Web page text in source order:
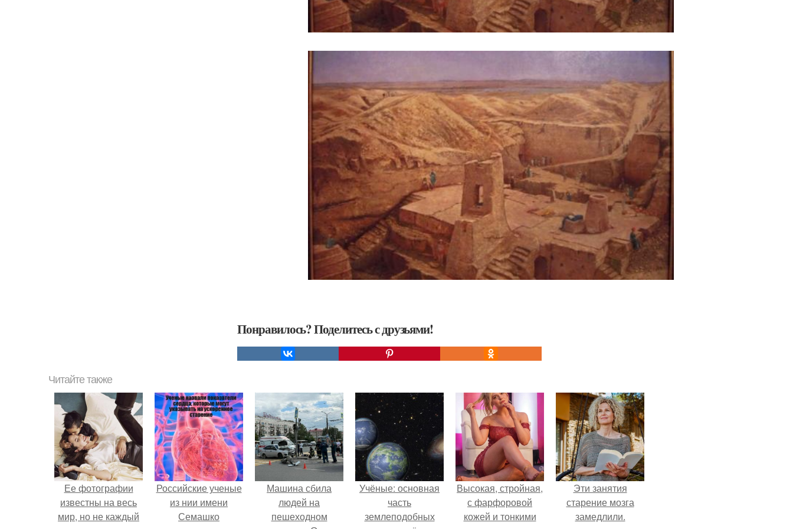
Понравилось? Поделитесь с друзьями!
Читайте также
Ее фотографии
известны на весь
мир, но не каждый
Российские ученые
из нии имени
Семашко
Машина сбила
людей на
пешеходном
Учёные: основная
часть
землеподобных
Высокая, стройная,
с фарфоровой
кожей и тонкими
Эти занятия
старение мозга
замедлили.